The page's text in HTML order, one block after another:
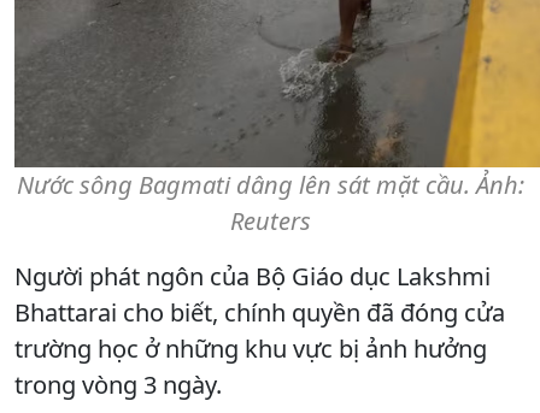
Nước sông Bagmati dâng lên sát mặt cầu. Ảnh:
Reuters
Người phát ngôn của Bộ Giáo dục Lakshmi
Bhattarai cho biết, chính quyền đã đóng cửa
trường học ở những khu vực bị ảnh hưởng
trong vòng 3 ngày.